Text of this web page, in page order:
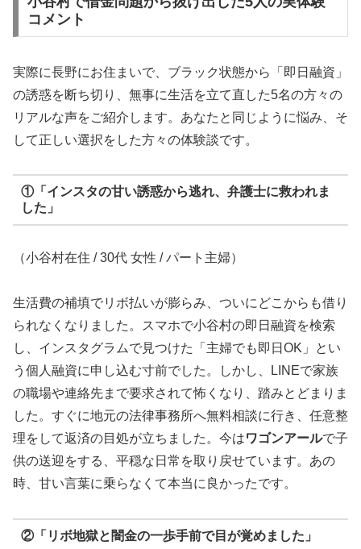
コメント
実際に長野にお住まいで、ブラック状態から「即日融資」
の誘惑を断ち切り、無事に生活を立て直した5名の方々の
リアルな声をご紹介します。あなたと同じように悩み、そ
して正しい選択をした方々の体験談です。
①「インスタの甘い誘惑から逃れ、弁護士に救われま
した」
（小谷村在住 / 30代 女性 / パート主婦）
生活費の補填でリボ払いが膨らみ、ついにどこからも借り
られなくなりました。スマホで小谷村の即日融資を検索
し、インスタグラムで見つけた「主婦でも即日OK」とい
う個人融資に申し込む寸前でした。しかし、LINEで家族
の職場や連絡先まで要求されて怖くなり、踏みとどまりま
した。すぐに地元の法律事務所へ無料相談に行き、任意整
理をして返済の目処が立ちました。今はワゴンアールで子
供の送迎をする、平穏な日常を取り戻せています。あの
時、甘い言葉に乗らなくて本当に良かったです。
②「リボ地獄と闇金の一歩手前で目が覚めました」